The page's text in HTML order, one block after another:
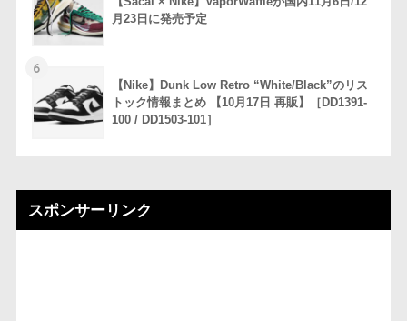
月23日に発売予定
6
【Nike】Dunk Low Retro “White/Black”のリス
トック情報まとめ 【10月17日 再販】［DD1391-
100 / DD1503-101］
スポンサーリンク